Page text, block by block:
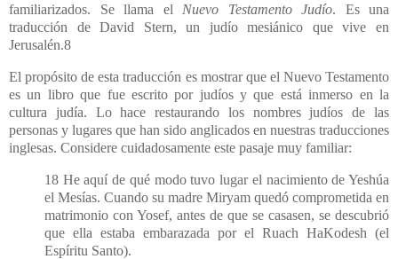
familiarizados. Se llama el Nuevo Testamento Judío. Es una
traducción de David Stern, un judío mesiánico que vive en
Jerusalén.8
El propósito de esta traducción es mostrar que el Nuevo Testamento
es un libro que fue escrito por judíos y que está inmerso en la
cultura judía. Lo hace restaurando los nombres judíos de las
personas y lugares que han sido anglicados en nuestras traducciones
inglesas. Considere cuidadosamente este pasaje muy familiar:
18 He aquí de qué modo tuvo lugar el nacimiento de Yeshúa
el Mesías. Cuando su madre Miryam quedó comprometida en
matrimonio con Yosef, antes de que se casasen, se descubrió
que ella estaba embarazada por el Ruach HaKodesh (el
Espíritu Santo).